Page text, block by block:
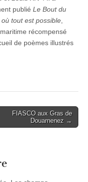
publié Le Bout du
tout est possible
récompensé
de poèmes illustrés
FIASCO aux Gras de
Douarnenez →